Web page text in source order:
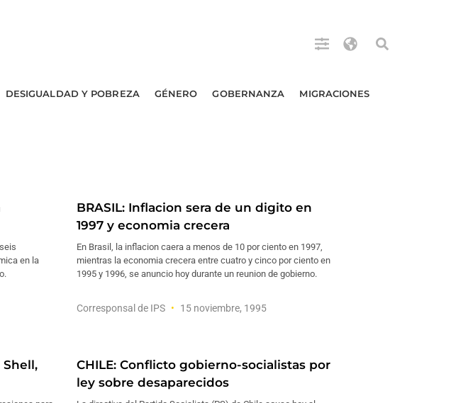
DESIGUALDAD Y POBREZA GÉNERO GOBERNANZA MIGRACIONES
en la
BRASIL: Inflacion sera de un digito en
1997 y economia crecera
En Brasil, la inflacion caera a menos de 10 por ciento en 1997,
mientras la economia crecera entre cuatro y cinco por ciento en
1995 y 1996, se anuncio hoy durante un reunion de gobierno.
Corresponsal de IPS 15 noviembre, 1995
Shell,
CHILE: Conflicto gobierno-socialistas por
ley sobre desaparecidos